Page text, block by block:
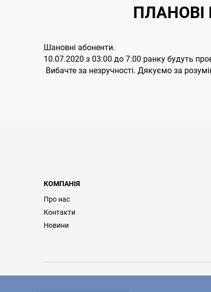
ПЛАНОВІ
Шановні абоненти.
10.07.2020 з 03:00 до 7:00 ранку будуть
Вибачте за незручності. Дякуємо за
КОМПАНІЯ
Про нас
Контакти
Новини